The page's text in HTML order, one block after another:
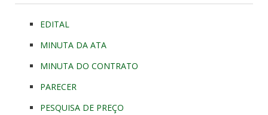
EDITAL
MINUTA DA ATA
MINUTA DO CONTRATO
PARECER
PESQUISA DE PREÇO